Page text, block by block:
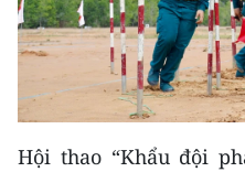
Hội thao “Khẩu đội